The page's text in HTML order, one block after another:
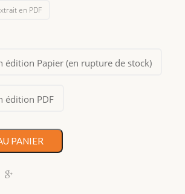
en PDF
édition Papier (en rupture de stock)
édition PDF
PANIER